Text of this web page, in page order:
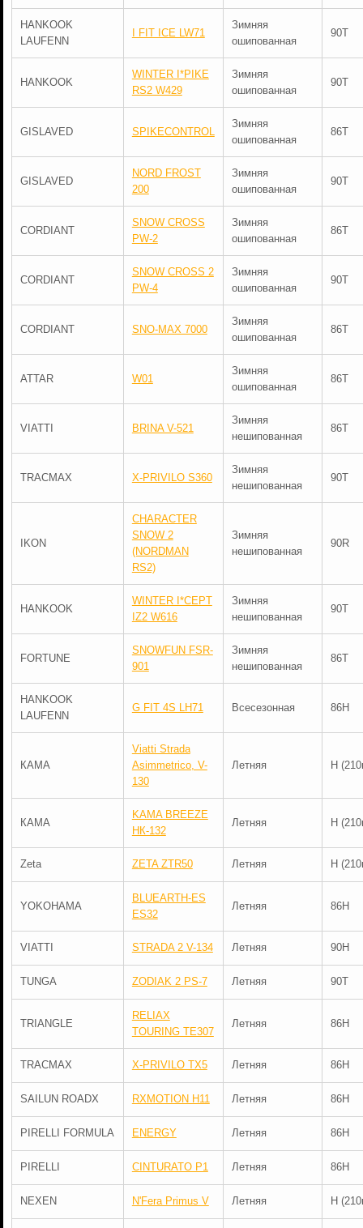
HANKOOK
LAUFENN
I FIT ICE LW71
Зимняя
ошипованная
90T
HANKOOK
WINTER I*PIKE
RS2 W429
Зимняя
ошипованная
90T
GISLAVED SPIKECONTROL
Зимняя
ошипованная
86T
GISLAVED
NORD FROST
200
Зимняя
ошипованная
90T
CORDIANT
SNOW CROSS
PW-2
Зимняя
ошипованная
86T
CORDIANT
SNOW CROSS 2
PW-4
Зимняя
ошипованная
90T
CORDIANT SNO-MAX 7000
Зимняя
ошипованная
86T
ATTAR W01
Зимняя
ошипованная
86T
VIATTI BRINA V-521
Зимняя
нешипованная
86T
TRACMAX X-PRIVILO S360
Зимняя
нешипованная
90T
IKON
CHARACTER
SNOW 2
(NORDMAN
RS2)
Зимняя
нешипованная
90R
HANKOOK
WINTER I*CEPT
IZ2 W616
Зимняя
нешипованная
90T
FORTUNE
SNOWFUN FSR-
901
Зимняя
нешипованная
86T
HANKOOK
LAUFENN
G FIT 4S LH71 Всесезонная 86H
КАМА
Viatti Strada
Asimmetrico, V-
130
Летняя H
КАМА
KAMA BREEZE
НК-132
Летняя H
Zeta ZETA ZTR50 Летняя H
YOKOHAMA
BLUEARTH-ES
ES32
Летняя 86H
VIATTI STRADA 2 V-134 Летняя 90H
TUNGA ZODIAK 2 PS-7 Летняя 90T
TRIANGLE
RELIAX
TOURING TE307
Летняя 86H
TRACMAX X-PRIVILO TX5 Летняя 86H
SAILUN ROADX RXMOTION H11 Летняя 86H
PIRELLI FORMULA ENERGY Летняя 86H
PIRELLI CINTURATO P1 Летняя 86H
NEXEN N'Fera Primus V Летняя H